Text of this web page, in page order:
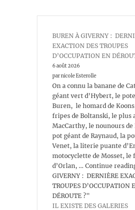
BUREN À GIVERNY :
EXACTION DES TROUPES
D’OCCUPATION EN
6 août 2026
par nicole Esterolle
On a connu la banane de
géant vert d’Hybert, le
Buren, le homard de
fripes de Boltanski, le plus
MacCarthy, le nounours de
pot géant de Raynaud, la
Venet, la literie puante
motocyclette de Mosset, le
d’Orlan, … Continue
GIVERNY : DERNIÈRE
TROUPES D’OCCUPATION
DÉROUTE ?"
IL EXISTE DES GALERIES